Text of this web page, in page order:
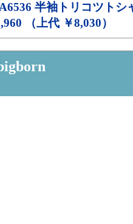
半袖トリコツトシ
（上代 ￥8,030）